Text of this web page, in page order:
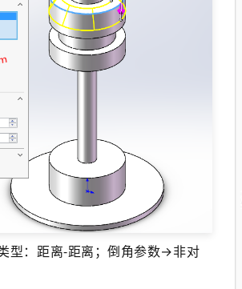
型：距离-距离；倒角参数→非对